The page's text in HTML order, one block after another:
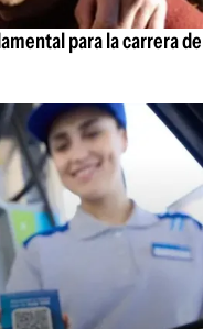
para la carrera de